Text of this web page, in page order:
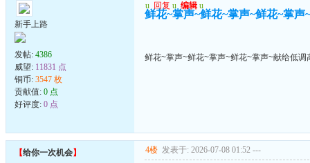
新手上路
发帖: 4386
威望: 11831 点
铜币: 3547 枚
贡献值: 0 点
好评度: 0 点
u 回复 u 编辑 u
鲜花~掌声~鲜花~掌声~鲜花~掌声
鲜花~掌声~鲜花~掌声~鲜花~掌声~献给低调
【给你一次机会】 4楼 发表于: 2026-07-08 01:52 ---